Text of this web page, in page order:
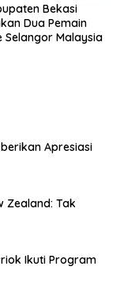
Bekasi
Dua Pemain
Selangor Malaysia
Apresiasi
Zealand: Tak
Ikuti Program